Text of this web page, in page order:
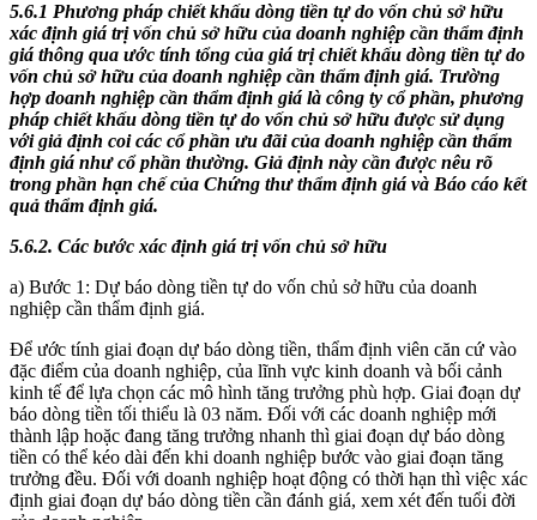
5.6.1 Phương pháp chiết khấu dòng tiền tự do vốn chủ sở hữu
xác định giá trị vốn chủ sở hữu của doanh nghiệp cần thẩm định
giá thông qua ước tính tổng của giá trị chiết khấu dòng tiền tự do
vốn chủ sở hữu của doanh nghiệp cần thẩm định giá. Trường
hợp doanh nghiệp cần thẩm định giá là công ty cổ phần, phương
pháp chiết khấu dòng tiền tự do vốn chủ sở hữu được sử dụng
với giả định coi các cổ phần ưu đãi của doanh nghiệp cần thẩm
định giá như cổ phần thường. Giả định này cần được nêu rõ
trong phần hạn chế của Chứng thư thẩm định giá và Báo cáo kết
quả thẩm định giá.
5.6.2. Các bước xác định giá trị vốn chủ sở hữu
a) Bước 1: Dự báo dòng tiền tự do vốn chủ sở hữu của doanh
nghiệp cần thẩm định giá.
Để ước tính giai đoạn dự báo dòng tiền, thẩm định viên căn cứ vào
đặc điểm của doanh nghiệp, của lĩnh vực kinh doanh và bối cảnh
kinh tế để lựa chọn các mô hình tăng trưởng phù hợp. Giai đoạn dự
báo dòng tiền tối thiểu là 03 năm. Đối với các doanh nghiệp mới
thành lập hoặc đang tăng trưởng nhanh thì giai đoạn dự báo dòng
tiền có thể kéo dài đến khi doanh nghiệp bước vào giai đoạn tăng
trưởng đều. Đối với doanh nghiệp hoạt động có thời hạn thì việc xác
định giai đoạn dự báo dòng tiền cần đánh giá, xem xét đến tuổi đời